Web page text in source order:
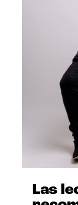
Las